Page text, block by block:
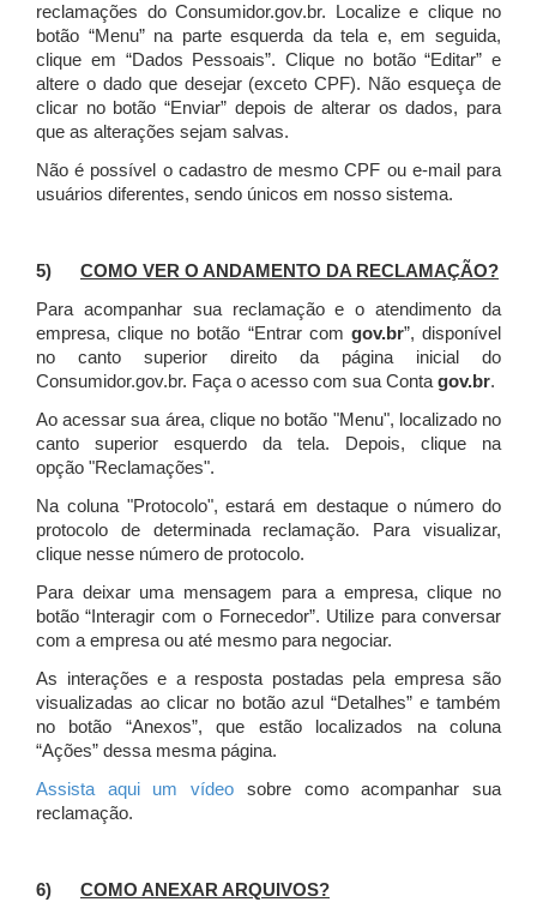
reclamações do Consumidor.gov.br.
Localize e clique no
botão “Menu” na parte esquerda da tela e, em seguida,
clique em “Dados Pessoais”. Clique no botão “Editar” e
altere o dado que desejar (exceto CPF). Não esqueça de
clicar no botão “Enviar” depois de alterar os dados, para
que as alterações sejam salvas.
Não é possível o cadastro de mesmo CPF ou e-mail para
usuários diferentes, sendo únicos em nosso sistema.
5) COMO VER O ANDAMENTO DA RECLAMAÇÃO?
Para acompanhar sua reclamação e o atendimento da
empresa, clique no botão “Entrar com gov.br”, disponível
no canto superior direito da página inicial do
Consumidor.gov.br. Faça o acesso com sua Contagov.br.
Ao acessar sua área, clique no botão "Menu", localizado no
canto superior esquerdo da tela. Depois, clique na
opção "Reclamações".
Na coluna "Protocolo", estará em destaque o número do
protocolo de determinada reclamação. Para visualizar,
clique nesse número de protocolo.
Para deixar uma mensagem para a empresa, clique no
botão “Interagir com o Fornecedor”. Utilize para conversar
com a empresa ou até mesmo para negociar.
As interações e a resposta postadas pela empresa são
visualizadas ao clicar no botão azul “Detalhes” e também
no botão “Anexos”, que estão localizados na coluna
“Ações” dessa mesma página.
Assista aqui um vídeo sobre como acompanhar sua
reclamação.
6) COMO ANEXAR ARQUIVOS?